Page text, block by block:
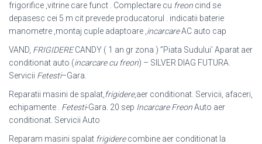
frigorifice ,vitrine care funct . Complectare cu freon cind se
depasesc cei 5 m cit prevede producatorul . indicatii baterie
manometre ,montaj cuple adaptoare , incarcareAC auto cap
VAND, FRIGIDERECANDY ( 1 an gr zona ) ”Piata Sudului’ Aparat aer
conditionat auto (incarcare cu freon) – SILVER DIAG FUTURA.
Servicii Fetesti–Gara.
Reparatii masini de spalat, frigidere,aer conditionat. Servicii, afaceri,
echipamente . Fetesti-Gara. 20 sep Incarcare FreonAuto aer
conditionat. Servicii Auto
Reparam masini spalat frigiderecombine aer conditionat la